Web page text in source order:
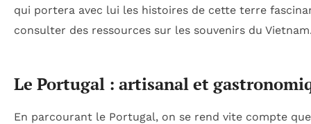
qui portera avec lui les histoires de cette terre
consulter des ressources sur les souvenirs du
Le Portugal : artisanal et
En parcourant le Portugal, on se rend vite compte